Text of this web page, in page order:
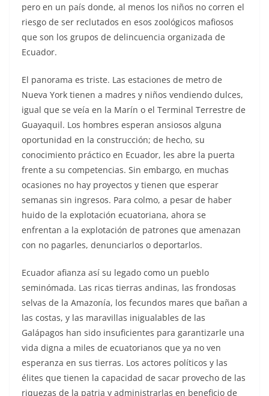
pero en un país donde, al menos los niños no corren el
riesgo de ser reclutados en esos zoológicos mafiosos
que son los grupos de delincuencia organizada de
Ecuador.
El panorama es triste. Las estaciones de metro de
Nueva York tienen a madres y niños vendiendo dulces,
igual que se veía en la Marín o el Terminal Terrestre de
Guayaquil. Los hombres esperan ansiosos alguna
oportunidad en la construcción; de hecho, su
conocimiento práctico en Ecuador, les abre la puerta
frente a su competencias. Sin embargo, en muchas
ocasiones no hay proyectos y tienen que esperar
semanas sin ingresos. Para colmo, a pesar de haber
huido de la explotación ecuatoriana, ahora se
enfrentan a la explotación de patrones que amenazan
con no pagarles, denunciarlos o deportarlos.
Ecuador afianza así su legado como un pueblo
seminómada. Las ricas tierras andinas, las frondosas
selvas de la Amazonía, los fecundos mares que bañan a
las costas, y las maravillas inigualables de las
Galápagos han sido insuficientes para garantizarle una
vida digna a miles de ecuatorianos que ya no ven
esperanza en sus tierras. Los actores políticos y las
élites que tienen la capacidad de sacar provecho de las
riquezas de la patria y administrarlas en beneficio de